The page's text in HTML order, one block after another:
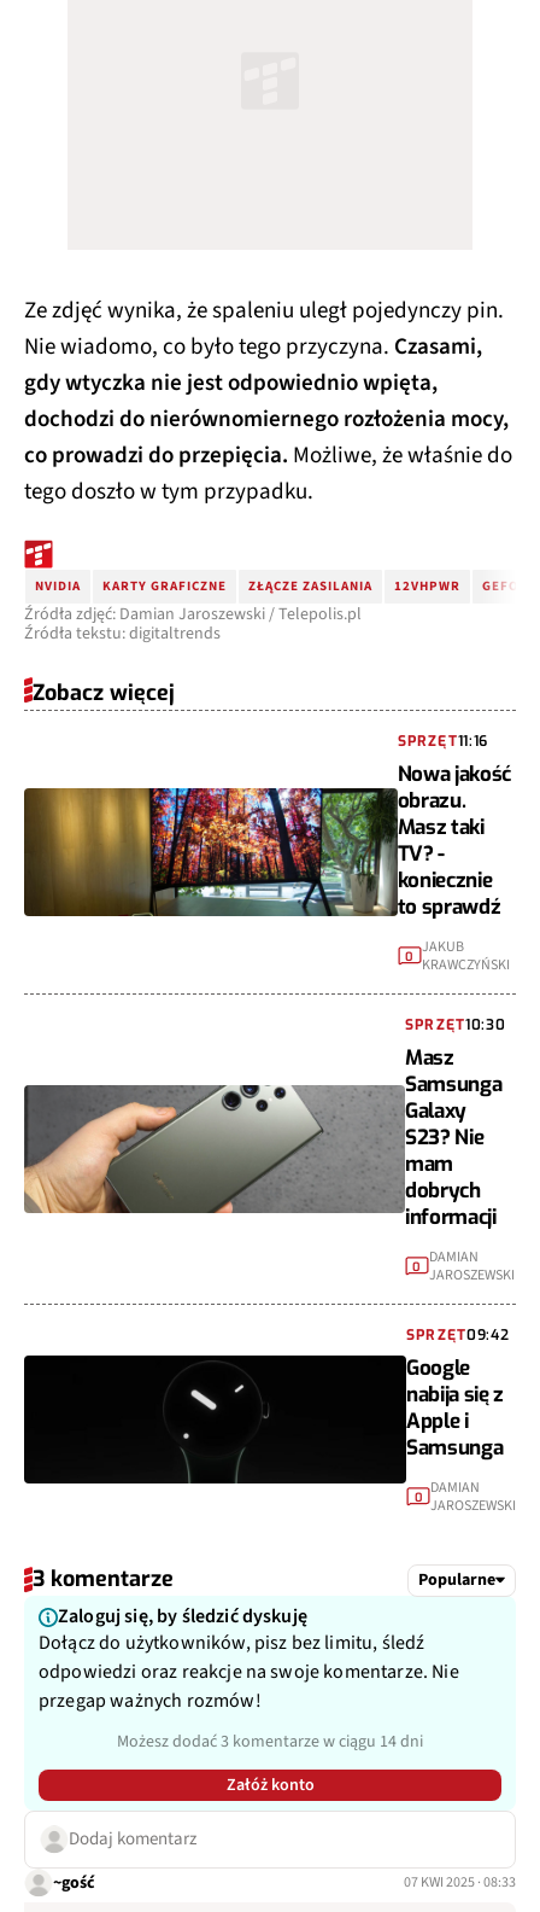
Ze zdjęć wynika, że spaleniu uległ pojedynczy pin.
Nie wiadomo, co było tego przyczyna. Czasami,
gdy wtyczka nie jest odpowiednio wpięta,
dochodzi do nierównomiernego rozłożenia mocy,
co prowadzi do przepięcia. Możliwe, że właśnie do
tego doszło w tym przypadku.
NVIDIA KARTY GRAFICZNE ZŁĄCZE ZASILANIA 12VHPWR
Źródła zdjęć: Damian Jaroszewski / Telepolis.pl
Źródła tekstu: digitaltrends
Zobacz więcej
SPRZĘT11:16
Nowa jakość
obrazu.
Masz taki
TV? -
koniecznie
to sprawdź
0 JAKUB
KRAWCZYŃSKI
SPRZĘT10:30
Masz
Samsunga
Galaxy
S23? Nie
mam
dobrych
informacji
0
DAMIAN
JAROSZEWSKI
SPRZĘT09:42
Google
nabija się z
Apple i
Samsunga
0
DAMIAN
JAROSZEWSKI
3 komentarze Popularne
Zaloguj się, by śledzić dyskuję
Dołącz do użytkowników, pisz bez limitu, śledź
odpowiedzi oraz reakcje na swoje komentarze. Nie
przegap ważnych rozmów!
Możesz dodać 3 komentarze w ciągu 14 dni
Załóż konto
Dodaj komentarz
~gość 07 KWI 2025 · 08:33